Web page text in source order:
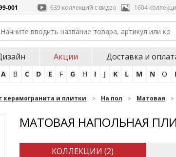
001 639 коллекций с видео 1604
Акции Доставка и
A B C D E F G H I J K L M N O
керамогранита и плитки На пол Матовая
МАТОВАЯ НАПОЛЬНАЯ
КОЛЛЕКЦИИ (2)